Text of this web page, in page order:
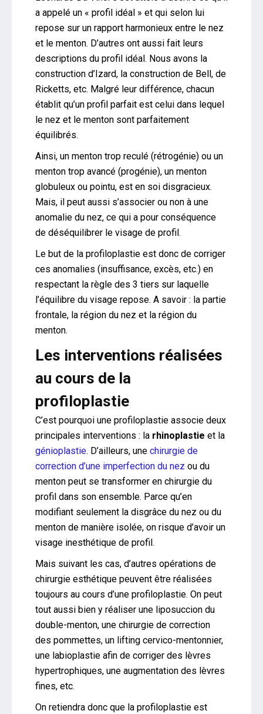
a appelé un « profil idéal » et qui selon lui
repose sur un rapport harmonieux entre le nez
et le menton. D’autres ont aussi fait leurs
descriptions du profil idéal. Nous avons la
construction d’Izard, la construction de Bell, de
Ricketts, etc. Malgré leur différence, chacun
établit qu’un profil parfait est celui dans lequel
le nez et le menton sont parfaitement
équilibrés.
Ainsi, un menton trop reculé (rétrogénie) ou un
menton trop avancé (progénie), un menton
globuleux ou pointu, est en soi disgracieux.
Mais, il peut aussi s’associer ou non à une
anomalie du nez, ce qui a pour conséquence
de déséquilibrer le visage de profil.
Le but de la profiloplastie est donc de corriger
ces anomalies (insuffisance, excès, etc.) en
respectant la règle des 3 tiers sur laquelle
l’équilibre du visage repose. A savoir : la partie
frontale, la région du nez et la région du
menton.
Les interventions réalisées
au cours de la
profiloplastie
C’est pourquoi une profiloplastie associe deux
principales interventions : la rhinoplastie et la
génioplastie. D’ailleurs, une chirurgie de
correction d’une imperfection du nez ou du
menton peut se transformer en chirurgie du
profil dans son ensemble. Parce qu’en
modifiant seulement la disgrâce du nez ou du
menton de manière isolée, on risque d’avoir un
visage inesthétique de profil.
Mais suivant les cas, d’autres opérations de
chirurgie esthétique peuvent être réalisées
toujours au cours d’une profiloplastie. On peut
tout aussi bien y réaliser une liposuccion du
double-menton, une chirurgie de correction
des pommettes, un lifting cervico-mentonnier,
une labioplastie afin de corriger des lèvres
hypertrophiques, une augmentation des lèvres
fines, etc.
On retiendra donc que la profiloplastie est